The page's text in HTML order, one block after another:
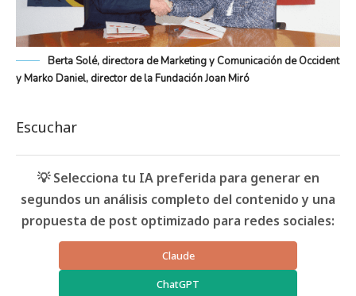
Berta Solé, directora de Marketing y Comunicación de Occident
y Marko Daniel, director de la Fundación Joan Miró
Escuchar
💡 Selecciona tu IA preferida para generar en
segundos un análisis completo del contenido y una
propuesta de post optimizado para redes sociales:
Claude
ChatGPT